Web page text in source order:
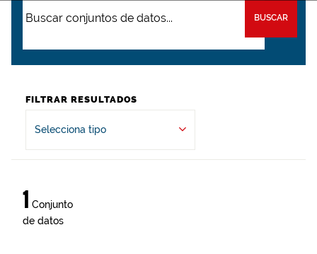
BUSCAR
FILTRAR RESULTADOS
Selecciona tipo
1 Conjunto
de datos